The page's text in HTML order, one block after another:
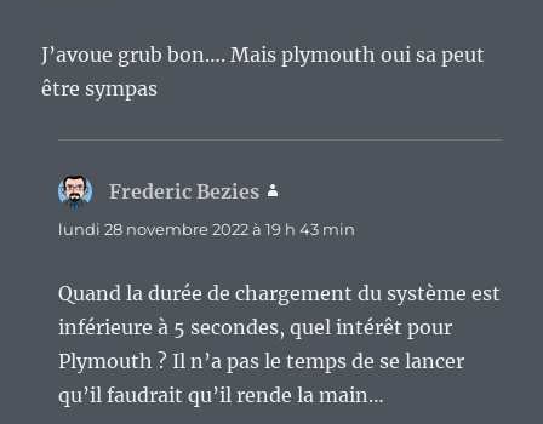
J’avoue grub bon…. Mais plymouth oui sa peut
être sympas
Frederic Bezies
lundi 28 novembre 2022 à 19 h 43 min
Quand la durée de chargement du système est
inférieure à 5 secondes, quel intérêt pour
Plymouth ? Il n’a pas le temps de se lancer
qu’il faudrait qu’il rende la main…